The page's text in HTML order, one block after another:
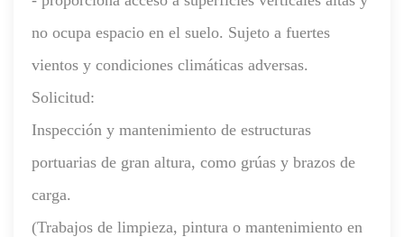
no ocupa espacio en el suelo. Sujeto a fuertes
vientos y condiciones climáticas adversas.
Solicitud:
Inspección y mantenimiento de estructuras
portuarias de gran altura, como grúas y brazos de
carga.
(Trabajos de limpieza, pintura o mantenimiento en